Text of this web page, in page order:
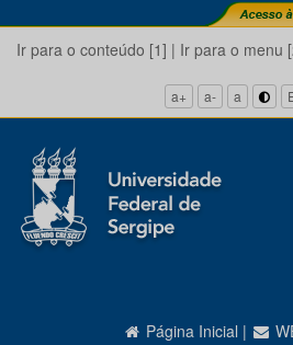
Ir para o conteúdo [1] | Ir para o menu
a+ a- a
Página Inicial |